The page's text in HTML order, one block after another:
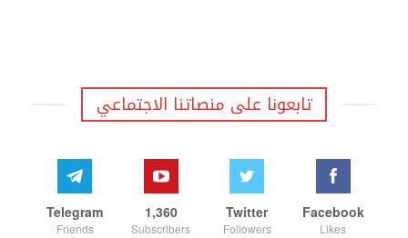
تابعونا على منصاتنا الاجتماعي
Facebook
Likes
Twitter
Followers
1,360
Subscribers
Telegram
Friends